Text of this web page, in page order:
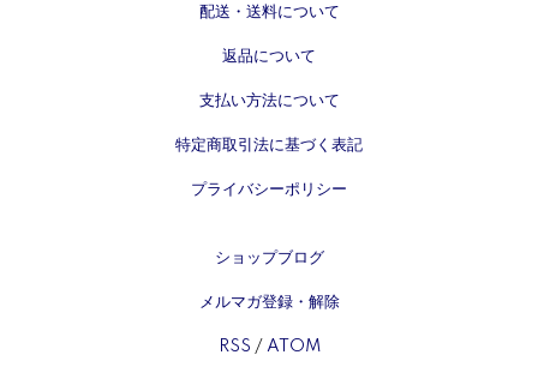
配送・送料について
返品について
支払い方法について
特定商取引法に基づく表記
プライバシーポリシー
ショップブログ
メルマガ登録・解除
RSS / ATOM